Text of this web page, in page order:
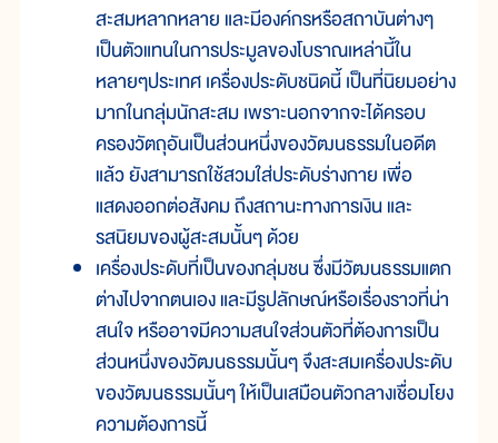
สะสมหลากหลาย และมีองค์กรหรือสถาบันต่างๆ
เป็นตัวแทนในการประมูลของโบราณเหล่านี้ใน
หลายๆประเทศ เครื่องประดับชนิดนี้ เป็นที่นิยมอย่าง
มากในกลุ่มนักสะสม เพราะนอกจากจะได้ครอบ
ครองวัตถุอันเป็นส่วนหนึ่งของวัฒนธรรมในอดีต
แล้ว ยังสามารถใช้สวมใส่ประดับร่างกาย เพื่อ
แสดงออกต่อสังคม ถึงสถานะทางการเงิน และ
รสนิยมของผู้สะสมนั้นๆ ด้วย
เครื่องประดับที่เป็นของกลุ่มชน ซึ่งมีวัฒนธรรมแตก
ต่างไปจากตนเอง และมีรูปลักษณ์หรือเรื่องราวที่น่า
สนใจ หรืออาจมีความสนใจส่วนตัวที่ต้องการเป็น
ส่วนหนึ่งของวัฒนธรรมนั้นๆ จึงสะสมเครื่องประดับ
ของวัฒนธรรมนั้นๆ ให้เป็นเสมือนตัวกลางเชื่อมโยง
ความต้องการนี้